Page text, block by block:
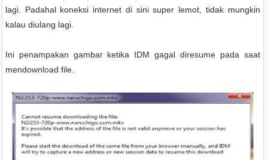
lagi. Padahal koneksi internet di sini super lemot, tidak mungkin
kalau diulang lagi.
Ini penampakan gambar ketika IDM gagal diresume pada saat
mendownload file.